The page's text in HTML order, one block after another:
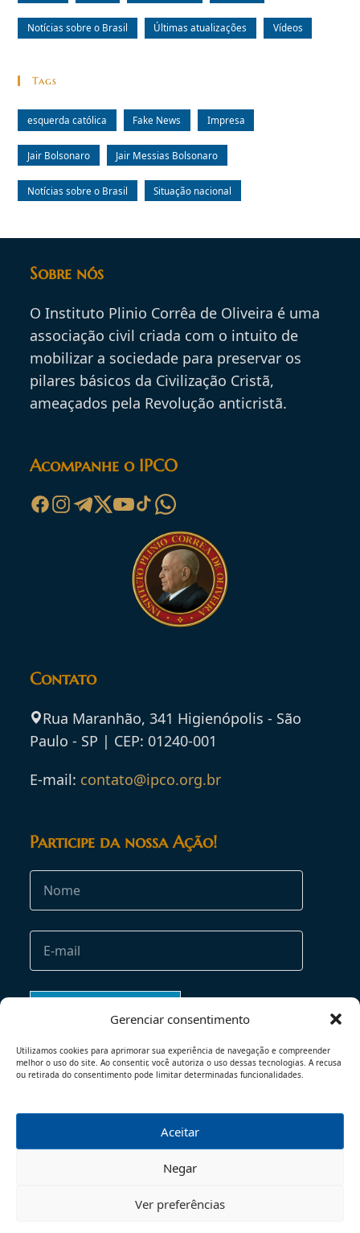
Gerenciar consentimento
Utilizamos cookies para aprimorar sua experiência de navegação e compreender
melhor o uso do site. Ao consentir, você autoriza o uso dessas tecnologias. A recusa
ou retirada do consentimento pode limitar determinadas funcionalidades.
Aceitar
Negar
Ver preferências
Notícias sobre o Brasil Últimas atualizações Vídeos
Tags
esquerda católica Fake News Impresa
Jair Bolsonaro Jair Messias Bolsonaro
Notícias sobre o Brasil Situação nacional
Sobre nós
O Instituto Plinio Corrêa de Oliveira é uma
associação civil criada com o intuito de
mobilizar a sociedade para preservar os
pilares básicos da Civilização Cristã,
ameaçados pela Revolução anticristã.
Acompanhe o IPCO
Contato
Rua Maranhão, 341 Higienópolis - São
Paulo - SP | CEP: 01240-001
E-mail: contato@ipco.org.br
Participe da nossa Ação!
POLÍTICA DE PRIVACIDADE
© 2026 - TODOS OS DIREITOS RESERVADOS